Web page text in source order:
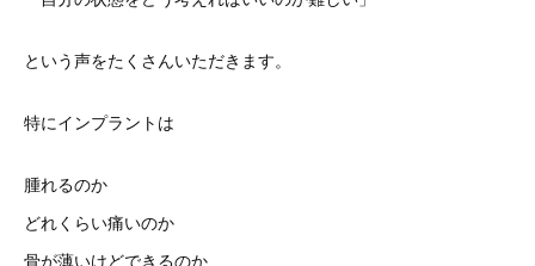
という声をたくさんいただきます。
特にインプラントは
腫れるのか
どれくらい痛いのか
骨が薄いけどできるのか